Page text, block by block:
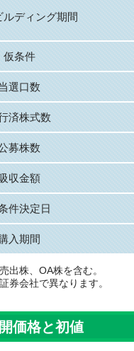
ルディング期間
仮条件
選口数
済株式数
募株数
収金額
件決定日
入期間
出株、OA株を含む。
券会社で異なります。
価格と初値